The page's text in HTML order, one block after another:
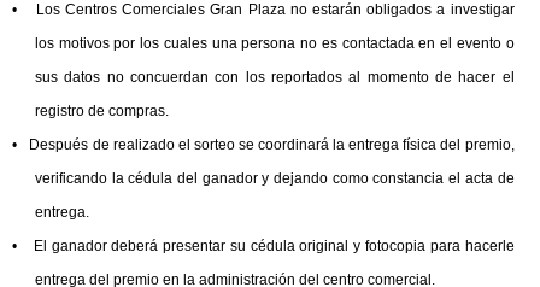
•
Los Centros Comerciales Gran Plaza no estarán obligados a investigar
los motivos por los cuales una persona no es contactada en el evento o
sus datos no concuerdan con los reportados al momento de hacer el
registro de compras.
•
Después de realizado el sorteo se coordinará la entrega física del premio,
verificando la cédula del ganador y dejando como constancia el acta de
entrega.
•
El ganador deberá presentar su cédula original y fotocopia para hacerle
entrega del premio en la administración del centro comercial.